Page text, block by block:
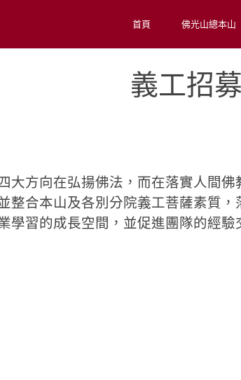
首頁 佛光山總本山
義工招募
大方向在弘揚佛法，而在落實人間
整合本山及各別分院義工菩薩素質
學習的成長空間，並促進團隊的經